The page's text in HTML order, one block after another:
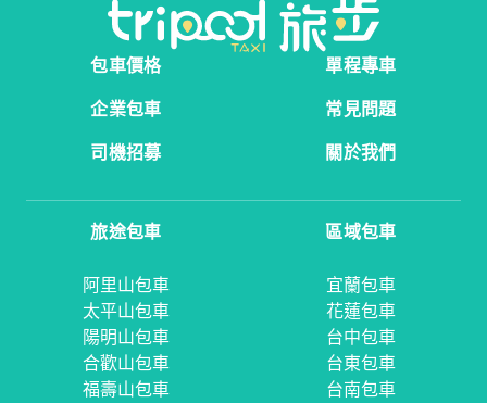
包車價格
單程專車
企業包車
常見問題
司機招募
關於我們
旅途包車
阿里山包車
太平山包車
陽明山包車
合歡山包車
福壽山包車
區域包車
宜蘭包車
花蓮包車
台中包車
台東包車
台南包車